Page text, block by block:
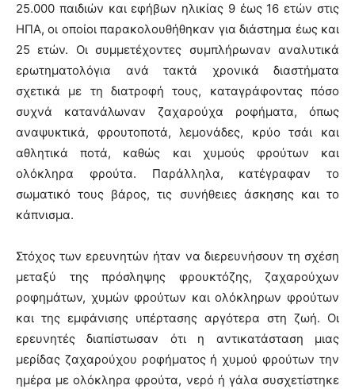
25.000 παιδιών και εφήβων ηλικίας 9 έως 16 ετών στις
ΗΠΑ, οι οποίοι παρακολουθήθηκαν για διάστημα έως και
25 ετών. Οι συμμετέχοντες συμπλήρωναν αναλυτικά
ερωτηματολόγια ανά τακτά χρονικά διαστήματα
σχετικά με τη διατροφή τους, καταγράφοντας πόσο
συχνά κατανάλωναν ζαχαρούχα ροφήματα, όπως
αναψυκτικά, φρουτοποτά, λεμονάδες, κρύο τσάι και
αθλητικά ποτά, καθώς και χυμούς φρούτων και
ολόκληρα φρούτα. Παράλληλα, κατέγραφαν το
σωματικό τους βάρος, τις συνήθειες άσκησης και το
κάπνισμα.
Στόχος των ερευνητών ήταν να διερευνήσουν τη σχέση
μεταξύ της πρόσληψης φρουκτόζης, ζαχαρούχων
ροφημάτων, χυμών φρούτων και ολόκληρων φρούτων
και της εμφάνισης υπέρτασης αργότερα στη ζωή. Οι
ερευνητές διαπίστωσαν ότι η αντικατάσταση μιας
μερίδας ζαχαρούχου ροφήματος ή χυμού φρούτων την
ημέρα με ολόκληρα φρούτα, νερό ή γάλα συσχετίστηκε